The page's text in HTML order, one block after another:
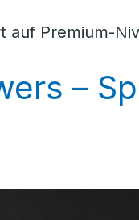
Premium-
–